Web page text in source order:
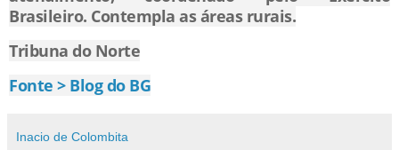
Brasileiro. Contempla as áreas rurais.
Tribuna do Norte
Fonte > Blog do BG
Inacio de Colombita